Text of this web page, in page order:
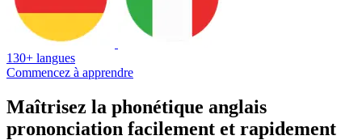
130+ langues
Commencez à apprendre
Maîtrisez la phonétique anglais
prononciation facilement et rapidement